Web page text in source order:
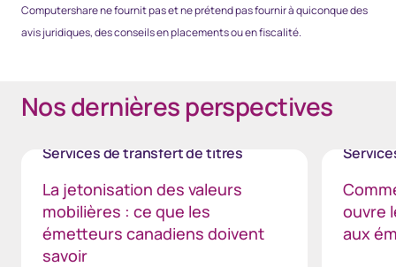
Computershare ne fournit pas et ne prétend pas fournir à quiconque des
avis juridiques, des conseils en placements ou en fiscalité.
Nos dernières perspectives​
Services de transfert de titres
La jetonisation des valeurs
mobilières : ce que les
émetteurs canadiens doivent
savoir
ouvre
aux